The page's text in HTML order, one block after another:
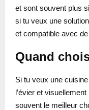
et sont souvent plus
si tu veux une
et compatible avec
Quand
Si tu veux une
l’évier et
souvent le meilleur